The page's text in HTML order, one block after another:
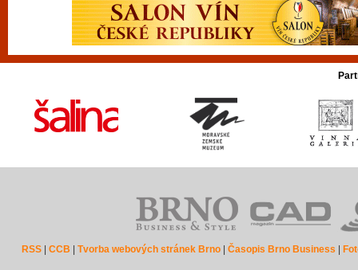
RSS |CCB |Tvorba webových stránek Brno |Časopis Brno Business